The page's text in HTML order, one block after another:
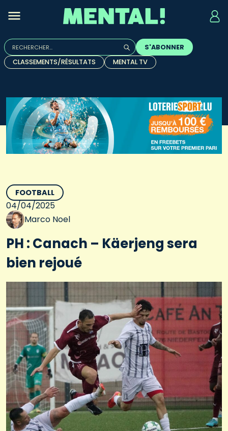
Rechercher :
Quand les résultats de l'auto-complétion sont
S'ABONNER
CLASSEMENTS/RÉSULTATS
MENTAL TV
FOOTBALL
04/04/2025
Marco Noel
PH : Canach – Käerjeng sera
bien rejoué